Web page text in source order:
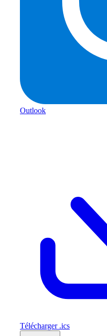
Outlook
Télécharger .ics